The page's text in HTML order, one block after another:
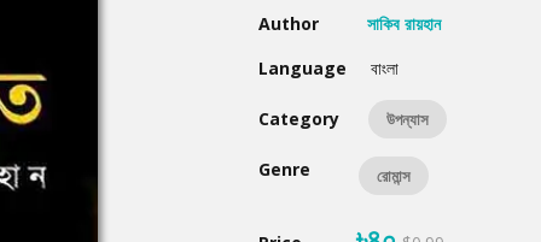
Humayun Ahmed
Mouri Morium
Hot & New
Author
সাকিব রায়হান
Language
বাংলা
Category উপন্যাস
Genre রোমান্স